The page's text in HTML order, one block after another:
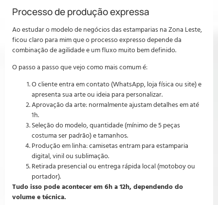
Processo de produção expressa
Ao estudar o modelo de negócios das estamparias na Zona Leste,
ficou claro para mim que o processo expresso depende da
combinação de agilidade e um fluxo muito bem definido.
O passo a passo que vejo como mais comum é:
O cliente entra em contato (WhatsApp, loja física ou site) e
apresenta sua arte ou ideia para personalizar.
Aprovação da arte: normalmente ajustam detalhes em até
1h.
Seleção do modelo, quantidade (mínimo de 5 peças
costuma ser padrão) e tamanhos.
Produção em linha: camisetas entram para estamparia
digital, vinil ou sublimação.
Retirada presencial ou entrega rápida local (motoboy ou
portador).
Tudo isso pode acontecer em 6h a 12h, dependendo do
volume e técnica.